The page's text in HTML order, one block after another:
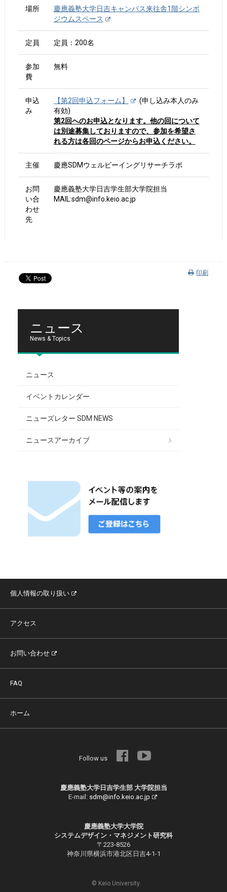
場所
慶應義塾大学日吉キャンパス来往舎1階シンポ
ジウムスペース
定員 定員：200名
参加
費
無料
申込
み
【第2回申込フォーム】
(申し込み本人のみ
有効)
第2回へのお申込となります。他の回について
は別途募集しておりますので、参加を希望さ
れる方は各回のページからお申込ください。
主催 慶應SDMウェルビーイングリサーチラボ
お問
い合
わせ
先
慶應義塾大学日吉学生部大学院担当
MAIL:sdm@info.keio.ac.jp
印刷
ニュース
News & Topics
ニュース
イベントカレンダー
ニューズレター SDM NEWS
ニュースアーカイブ
個人情報の取り扱い
アクセス
お問い合わせ
FAQ
ホーム
Follow us
慶應義塾大学日吉学生部 大学院担当
E-mail: sdm@info.keio.ac.jp
慶應義塾大学大学院
システムデザイン・マネジメント研究科
〒223-8526
神奈川県横浜市港北区日吉4-1-1
© Keio University.